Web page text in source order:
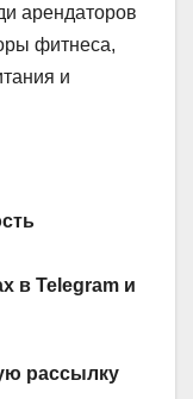
арендаторов
фитнеса,
и
в Telegram и
рассылку